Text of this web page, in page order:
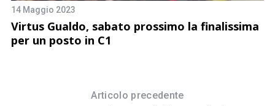
14 Maggio 2023
Virtus Gualdo, sabato prossimo la finalissima
per un posto in C1
Articolo precedente